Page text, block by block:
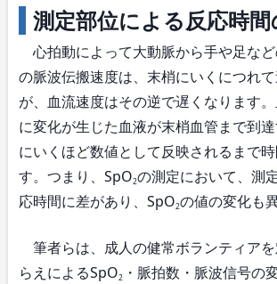
測定部位による反応時
心拍動によって大動脈から手や足な
の脈波伝搬速度は、末梢にいくにつれ
が、血流速度はその逆で遅くなります
に変化が生じた血液が末梢血管まで到
にいくほど数値として反映されるまで
す。つまり、SpO2の測定において、測
応時間に差があり、SpO2の値の変化も
筆者らは、成人の健常ボランティア
らえによるSpO2
・脈拍数・脈波信号の